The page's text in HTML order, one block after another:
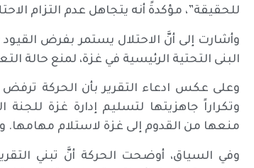
للحقيقة”، مؤكدةً أنه يتجاهل عدم التزام
وأشارت إلى أنَّ الاحتلال يستمر بفرض القيود
البنى التحتية الرئيسية في غزة، لمنع حالة
وعلى عكس ادعاء التقرير بأن الحركة
وتكراراً جاهزيتها لتسليم إدارة غزة
منعها من القدوم إلى غزة لاستلام مهامها.
وفي السياق، أوضحت الحركة أنَّ تبني